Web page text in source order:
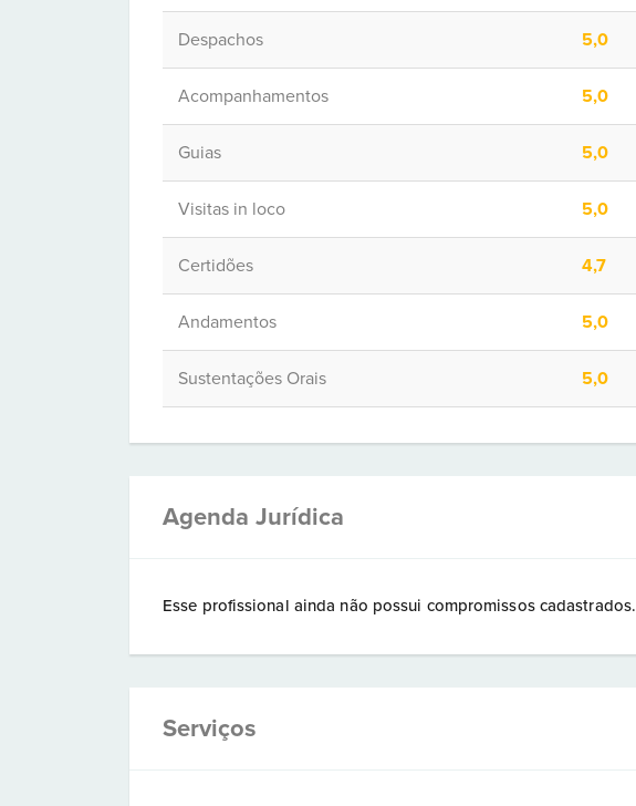
Despachos 5,0
Acompanhamentos 5,0
Guias 5,0
Visitas in loco 5,0
Certidões 4,7
Andamentos 5,0
Sustentações Orais 5,0
Agenda Jurídica
Esse profissional ainda não possui compromissos cadastrados.
Serviços